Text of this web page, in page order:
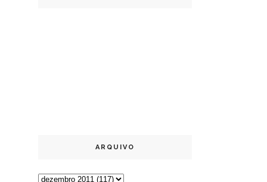
ARQUIVO